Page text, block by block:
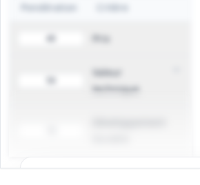
des données
recyclage des cartes en fin de vie
valorisation) et actions de sobriété
numérique (optimisation des
Pondération Critère
Prix
Valeur
technique